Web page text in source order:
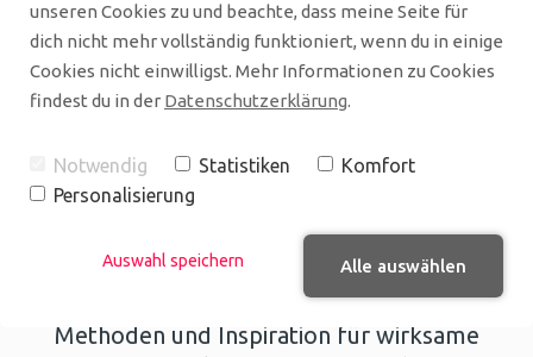
Willkommen auf meinem Blog – hier
findest du Impulse rund um strategisches
Netzwerken, Unternehmertum und die
Unternehmen und Organisationen. Ob du
die Sichtbarkeit deines Teams stärken,
Fachkräfte gewinnen oder interne
Vernetzung fördern möchtest – du
erhältst praxisnahe Einblicke, erprobte
Methoden und Inspiration für wirksame
unseren Cookies zu und beachte, dass meine Seite für
dich nicht mehr vollständig funktioniert, wenn du in einige
Cookies nicht einwilligst. Mehr Informationen zu Cookies
findest du in der Datenschutzerklärung.
Notwendig Statistiken
Komfort
Personalisierung
Auswahl speichern Alle auswählen